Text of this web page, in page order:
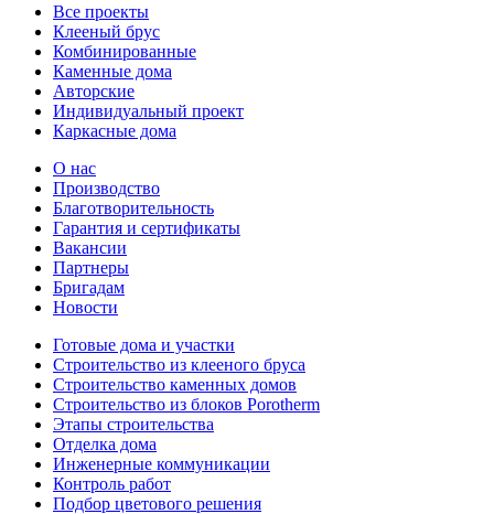
Все проекты
Клееный брус
Комбинированные
Каменные дома
Авторские
Индивидуальный проект
Каркасные дома
О нас
Производство
Благотворительность
Гарантия и сертификаты
Вакансии
Партнеры
Бригадам
Новости
Готовые дома и участки
Строительство из клееного бруса
Строительство каменных домов
Строительство из блоков Porotherm
Этапы строительства
Отделка дома
Инженерные коммуникации
Контроль работ
Подбор цветового решения